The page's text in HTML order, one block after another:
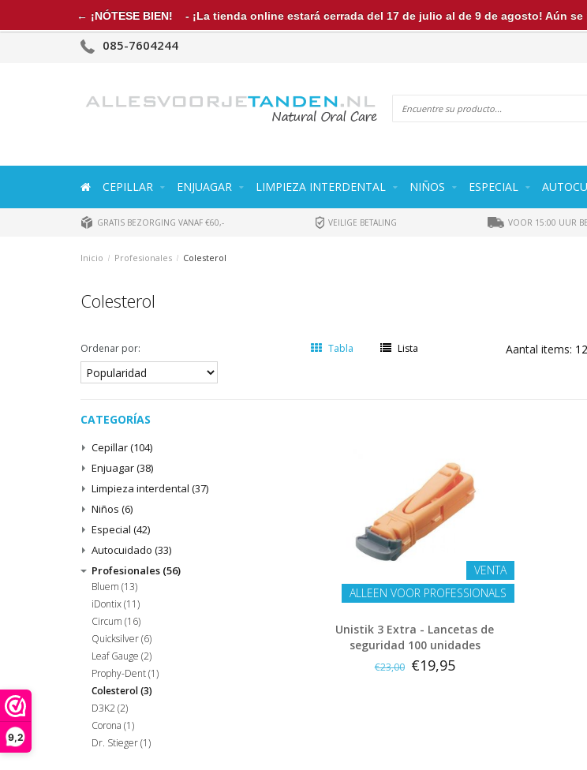
9,2
085-7604244
CEPILLAR ENJUAGAR LIMPIEZA INTERDENTAL NIÑOS ESPECIAL
GRATIS BEZORGING VANAF €60,- VEILIGE BETALING VOOR 15:00 UUR
Inicio / Profesionales / Colesterol
Colesterol
Ordenar por: Tabla Lista Aantal items:
CATEGORÍAS
Cepillar(104)
Enjuagar(38)
Limpieza interdental (37)
Niños (6)
Especial (42)
Autocuidado (33)
Profesionales (56)
Bluem (13)
iDontix(11)
Circum (16)
Quicksilver(6)
Leaf Gauge (2)
Prophy-Dent(1)
Colesterol(3)
D3K2(2)
Corona (1)
Dr. Stieger(1)
VENTA
ALLEEN VOOR PROFESSIONALS
Unistik 3 Extra - Lancetas de
seguridad 100 unidades
€23,00 €19,95
← ¡NÓTESE BIEN! - ¡La tienda online estará cerrada del 17 de julio al de 9 de agosto! Aún